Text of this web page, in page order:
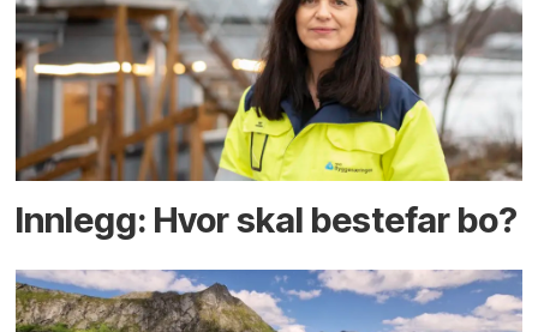
Innlegg: Hvor skal bestefar bo?